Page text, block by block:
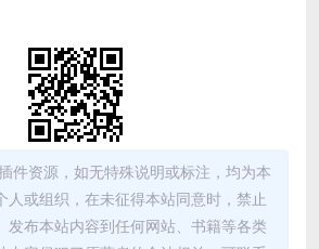
件资源，如无特殊说明或标注，均为本
人或组织，在未征得本站同意时，禁止
发布本站内容到任何网站、书籍等各类